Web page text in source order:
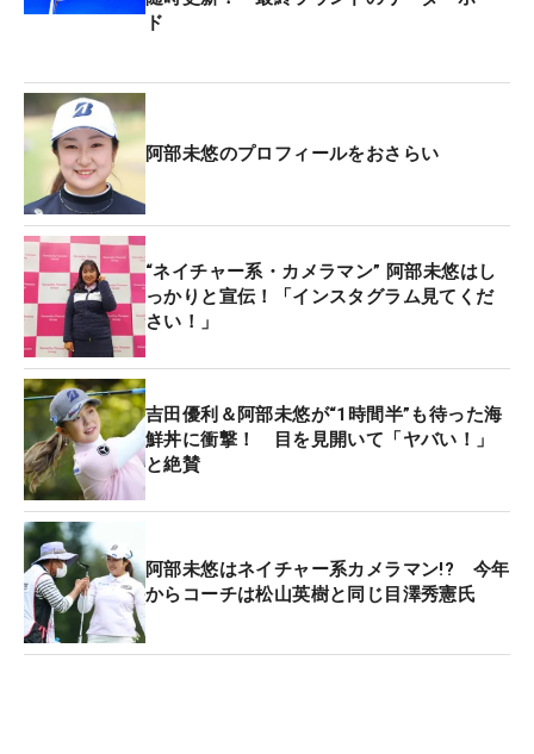
ド
阿部未悠のプロフィールをおさらい
“ネイチャー系・カメラマン” 阿部未悠はし
っかりと宣伝！「インスタグラム見てくだ
さい！」
吉田優利＆阿部未悠が“1時間半”も待った海
鮮丼に衝撃！ 目を見開いて「ヤバい！」
と絶賛
阿部未悠はネイチャー系カメラマン!? 今年
からコーチは松山英樹と同じ目澤秀憲氏